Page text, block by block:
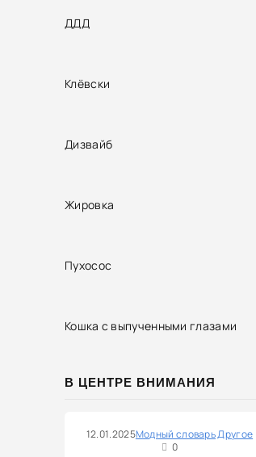
ДДД
Клёвски
Дизвайб
Жировка
Пухосос
Кошка с выпученными глазами
В ЦЕНТРЕ ВНИМАНИЯ
12.01.2025Модный словарьДругое
0